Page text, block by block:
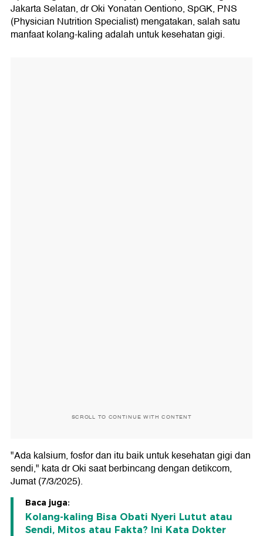
Jakarta Selatan, dr Oki Yonatan Oentiono, SpGK, PNS
(Physician Nutrition Specialist) mengatakan, salah satu
manfaat kolang-kaling adalah untuk kesehatan gigi.
SCROLL TO CONTINUE WITH CONTENT
"Ada kalsium, fosfor dan itu baik untuk kesehatan gigi dan
sendi," kata dr Oki saat berbincang dengan detikcom,
Jumat (7/3/2025).
Baca juga:
Kolang-kaling Bisa Obati Nyeri Lutut atau
Sendi, Mitos atau Fakta? Ini Kata Dokter